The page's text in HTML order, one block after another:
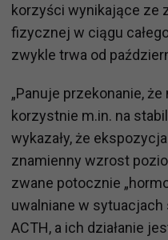
korzyści wynikające ze
fizycznej w ciągu
zwykle trwa od
„Panuje przekonanie,
korzystnie m.in. na
wykazały, że
znamienny wzrost
zwane potocznie
uwalniane w
ACTH, a ich działanie